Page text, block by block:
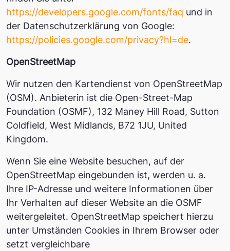
https://developers.google.com/fonts/faq und in
der Datenschutzerklärung von Google:
https://policies.google.com/privacy?hl=de.
OpenStreetMap
Wir nutzen den Kartendienst von OpenStreetMap
(OSM). Anbieterin ist die Open-Street-Map
Foundation (OSMF), 132 Maney Hill Road, Sutton
Coldfield, West Midlands, B72 1JU, United
Kingdom.
Wenn Sie eine Website besuchen, auf der
OpenStreetMap eingebunden ist, werden u. a.
Ihre IP-Adresse und weitere Informationen über
Ihr Verhalten auf dieser Website an die OSMF
weitergeleitet. OpenStreetMap speichert hierzu
unter Umständen Cookies in Ihrem Browser oder
setzt vergleichbare